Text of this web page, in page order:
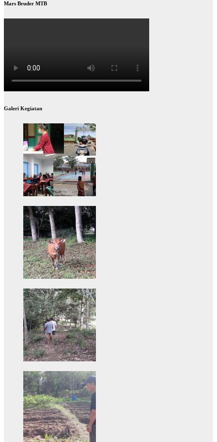
Mars Bruder MTB
Galeri Kegiatan